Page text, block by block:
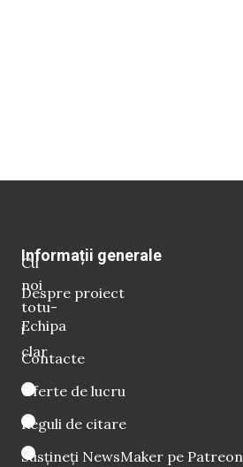
Cu
noi
totu-
i
clar
Informații generale
Despre proiect
Echipa
Contacte
Oferte de lucru
Reguli de citare
Susțineți NewsMaker pe Patreon